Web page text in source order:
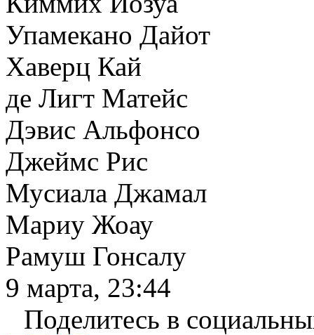
Упамекано Дайот
Хаверц Кай
де Лигт Матейс
Дэвис Альфонсо
Джеймс Рис
Мусиала Джамал
Мариу Жоау
Рамуш Гонсалу
9 марта, 23:44
Поделитесь в